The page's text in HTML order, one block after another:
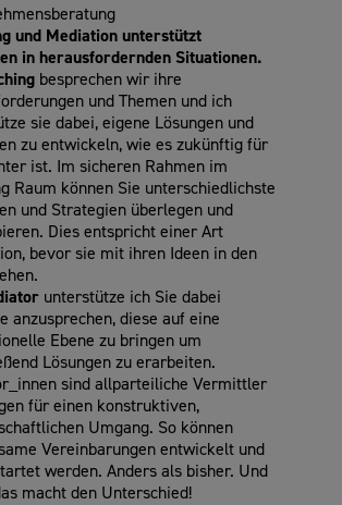
und Mediation unterstützt
in herausfordernden Situationen.
besprechen wir ihre
und Themen und ich
sie dabei, eigene Lösungen und
zu entwickeln, wie es zukünftig für
ist. Im sicheren Rahmen im
Raum können Sie unterschiedlichste
und Strategien überlegen und
Dies entspricht einer Art
bevor sie mit ihren Ideen in den
unterstütze ich Sie dabei
anzusprechen, diese auf eine
Ebene zu bringen um
Lösungen zu erarbeiten.
sind allparteiliche Vermittler
für einen konstruktiven,
Umgang. So können
Vereinbarungen entwickelt und
werden. Anders als bisher. Und
macht den Unterschied!